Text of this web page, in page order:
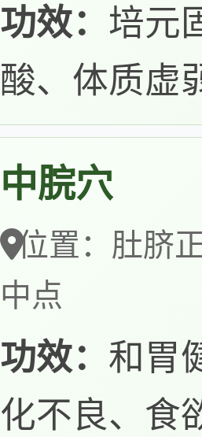
功效： 培元
酸、体质虚
中脘穴
位置：肚脐
中点
功效： 和胃
化不良、食